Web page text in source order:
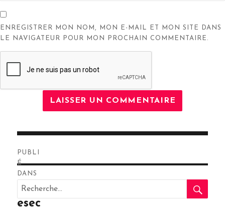
ENREGISTRER MON NOM, MON E-MAIL ET MON SITE DANS
LE NAVIGATEUR POUR MON PROCHAIN COMMENTAIRE.
de
l’article
PUBLI
É
DANS
Che
esec
Recherche
pour